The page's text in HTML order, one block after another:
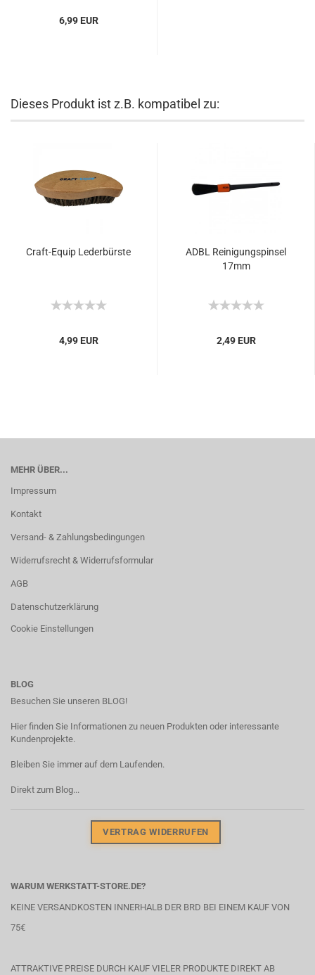
6,99 EUR
Dieses Produkt ist z.B. kompatibel zu:
Craft-Equip Lederbürste
4,99 EUR
ADBL Reinigungspinsel
17mm
2,49 EUR
MEHR ÜBER...
Impressum
Kontakt
Versand- & Zahlungsbedingungen
Widerrufsrecht & Widerrufsformular
AGB
Datenschutzerklärung
Cookie Einstellungen
BLOG
Besuchen Sie unseren BLOG!
Hier finden Sie Informationen zu neuen Produkten oder interessante
Kundenprojekte.
Bleiben Sie immer auf dem Laufenden.
Direkt zum Blog...
VERTRAG WIDERRUFEN
WARUM WERKSTATT-STORE.DE?
KEINE VERSANDKOSTEN INNERHALB DER BRD BEI EINEM KAUF VON
75€
ATTRAKTIVE PREISE DURCH KAUF VIELER PRODUKTE DIREKT AB